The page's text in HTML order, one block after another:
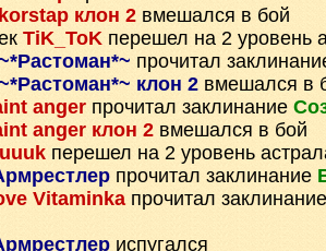
korstap клон 2 вмешался в бой
TiK_ToK перешел на 2 уровень
прочитал
клон 2 вмешался в
anger прочитал заклинание
anger клон 2 вмешался в бой
перешел на 2 уровень
прочитал заклинание
Vitaminka прочитал
испугался